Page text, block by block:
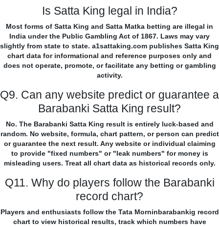
Is Satta King legal in India?
Most forms of Satta King and Satta Matka betting are illegal in
India under the Public Gambling Act of 1867. Laws may vary
slightly from state to state. a1sattaking.com publishes Satta King
chart data for informational and reference purposes only and
does not operate, promote, or facilitate any betting or gambling
activity.
Q9. Can any website predict or guarantee a
Barabanki Satta King result?
No. The Barabanki Satta King result is entirely luck-based and
random. No website, formula, chart pattern, or person can predict
or guarantee the next result. Any website or individual claiming
to provide "fixed numbers" or "leak numbers" for money is
misleading users. Treat all chart data as historical records only.
Q11. Why do players follow the Barabanki
record chart?
Players and enthusiasts follow the Tata Morninbarabankig record
chart to view historical results, track which numbers have